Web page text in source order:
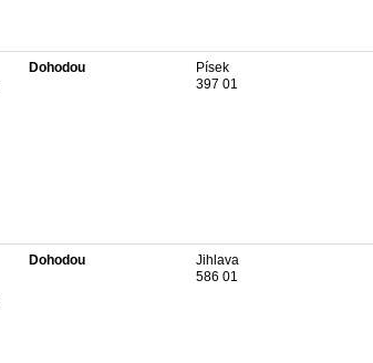
Dohodou
Písek
397 01
Dohodou
Jihlava
586 01